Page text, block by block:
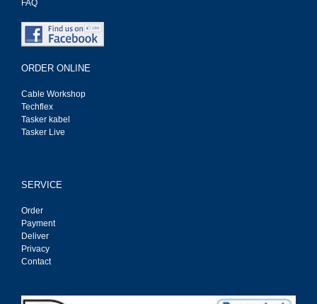
FAQ
ORDER ONLINE
Cable Workshop
Techflex
Tasker kabel
Tasker Live
SERVICE
Order
Payment
Deliver
Privacy
Contact